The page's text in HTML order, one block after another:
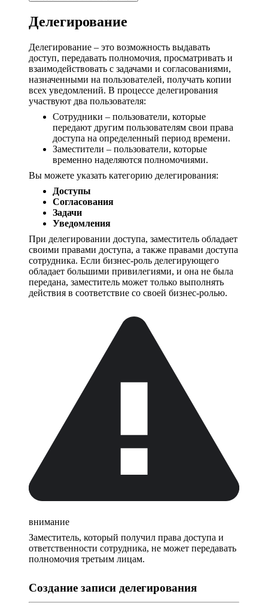
Делегирование
Делегирование – это возможность выдавать
доступ, передавать полномочия, просматривать и
взаимодействовать с задачами и согласованиями,
назначенными на пользователей, получать копии
всех уведомлений. В процессе делегирования
участвуют два пользователя:
Сотрудники – пользователи, которые
передают другим пользователям свои права
доступа на определенный период времени.
Заместители – пользователи, которые
временно наделяются полномочиями.
Вы можете указать категорию делегирования:
Доступы
Согласования
Задачи
Уведомления
При делегировании доступа, заместитель обладает
своими правами доступа, а также правами доступа
сотрудника. Если бизнес-роль делегирующего
обладает большими привилегиями, и она не была
передана, заместитель может только выполнять
действия в соответствие со своей бизнес-ролью.
внимание
Заместитель, который получил права доступа и
ответственности сотрудника, не может передавать
полномочия третьим лицам.
Создание записи делегирования